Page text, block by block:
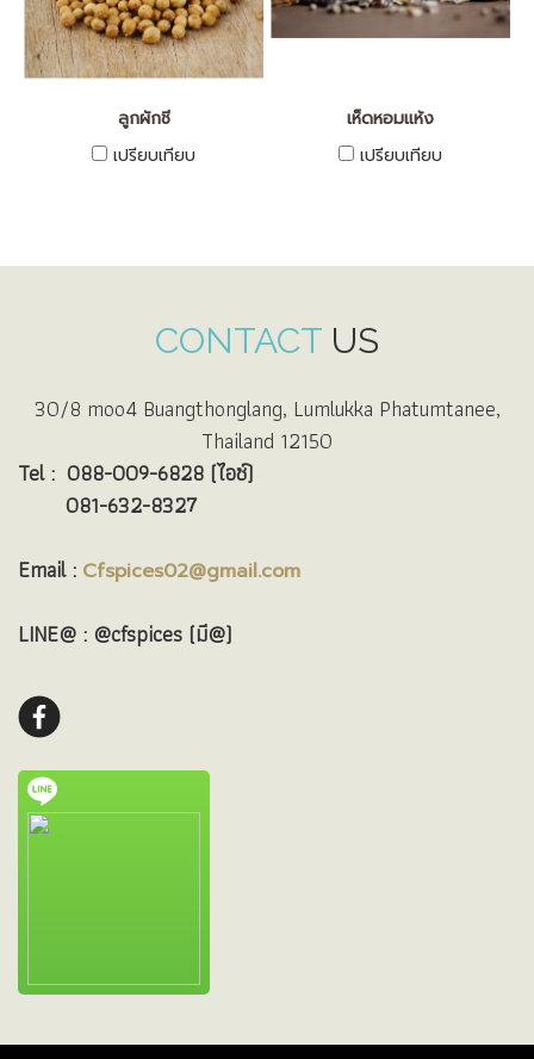
ลูกผักชี
เปรียบเทียบ
เห็ดหอมแห้ง
เปรียบเทียบ
CONTACT US
30/8 moo4 Buangthonglang, Lumlukka Phatumtanee,
Thailand 12150
Tel : 088-009-6828 (ไอซ์)
081-632-8327
Email : Cfspices02@gmail.com
LINE@ : @cfspices (มี@)